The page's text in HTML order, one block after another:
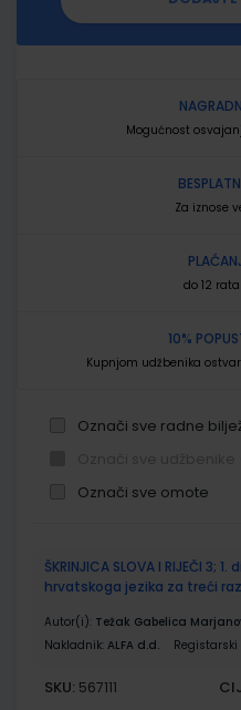
Mogućnost
Za iznose
do 12
10%
Kupnjom udžbenika
Označi sve radne
Označi sve omote
proizvodi
ŠKRINJICA SLOVA I RIJEČI
hrvatskoga jezika za treći
Autor(i): Težak Gabelica
Nakladnik: ALFA d.d.
SKU: 567111